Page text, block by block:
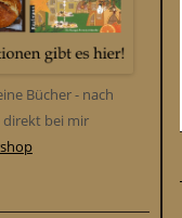
Bücher - nach
direkt bei mir